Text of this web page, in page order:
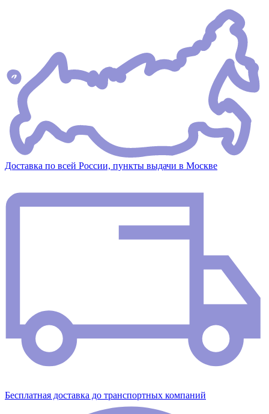
Доставка по всей России, пункты выдачи в Москве
Бесплатная доставка до транспортных компаний